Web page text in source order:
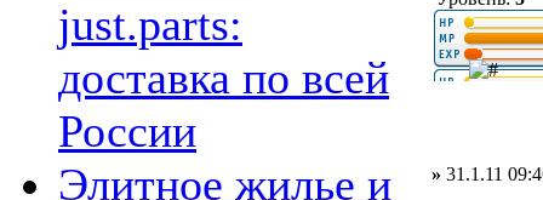
just.parts:
доставка по всей
России
Элитное жилье и
» 31.1.11